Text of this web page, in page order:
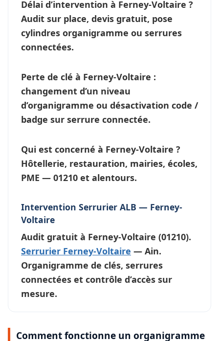
Délai d’intervention à Ferney-Voltaire ?
Audit sur place, devis gratuit, pose
cylindres organigramme ou serrures
connectées.
Perte de clé à Ferney-Voltaire :
changement d’un niveau
d’organigramme ou désactivation code /
badge sur serrure connectée.
Qui est concerné à Ferney-Voltaire ?
Hôtellerie, restauration, mairies, écoles,
PME — 01210 et alentours.
Intervention Serrurier ALB — Ferney-
Voltaire
Audit gratuit à Ferney-Voltaire (01210).
Serrurier Ferney-Voltaire — Ain.
Organigramme de clés, serrures
connectées et contrôle d’accès sur
mesure.
Comment fonctionne un organigramme